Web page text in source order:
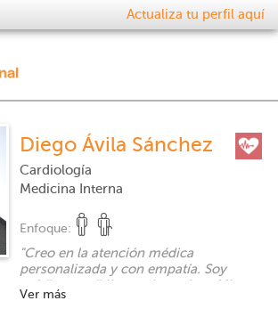
Actualiza tu perfil aquí
Diego Ávila Sánchez
Cardiología
Medicina Interna
Enfoque:
"Creo en la atención médica
personalizada y con empatía. Soy
médico cardiólogo e internista. Mi
énfasis profesional es la cardiología, y
Ver más